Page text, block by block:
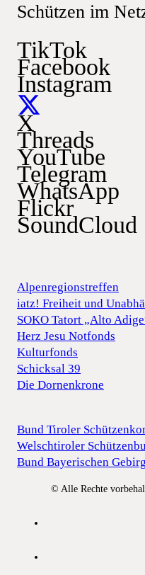
Schützen im
TikTok
Facebook
Instagram
X
Threads
YouTube
Telegram
WhatsApp
Flickr
SoundCloud
Alpenregionstreffen
iatz! Freiheit und
SOKO Tatort „Alto
Herz Jesu Notfonds
Kulturfonds
Schicksal 39
Die Dornenkrone
Bund Tiroler
Welschtiroler
Bund Bayerischen
© Alle Rechte